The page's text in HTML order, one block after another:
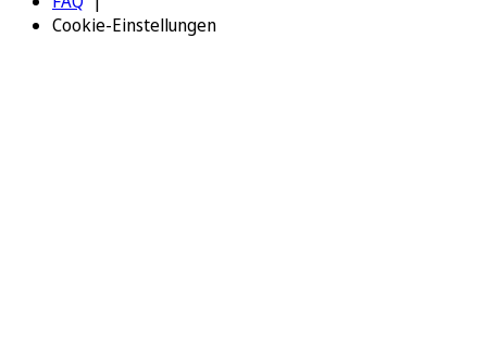
Cookie-Einstellungen